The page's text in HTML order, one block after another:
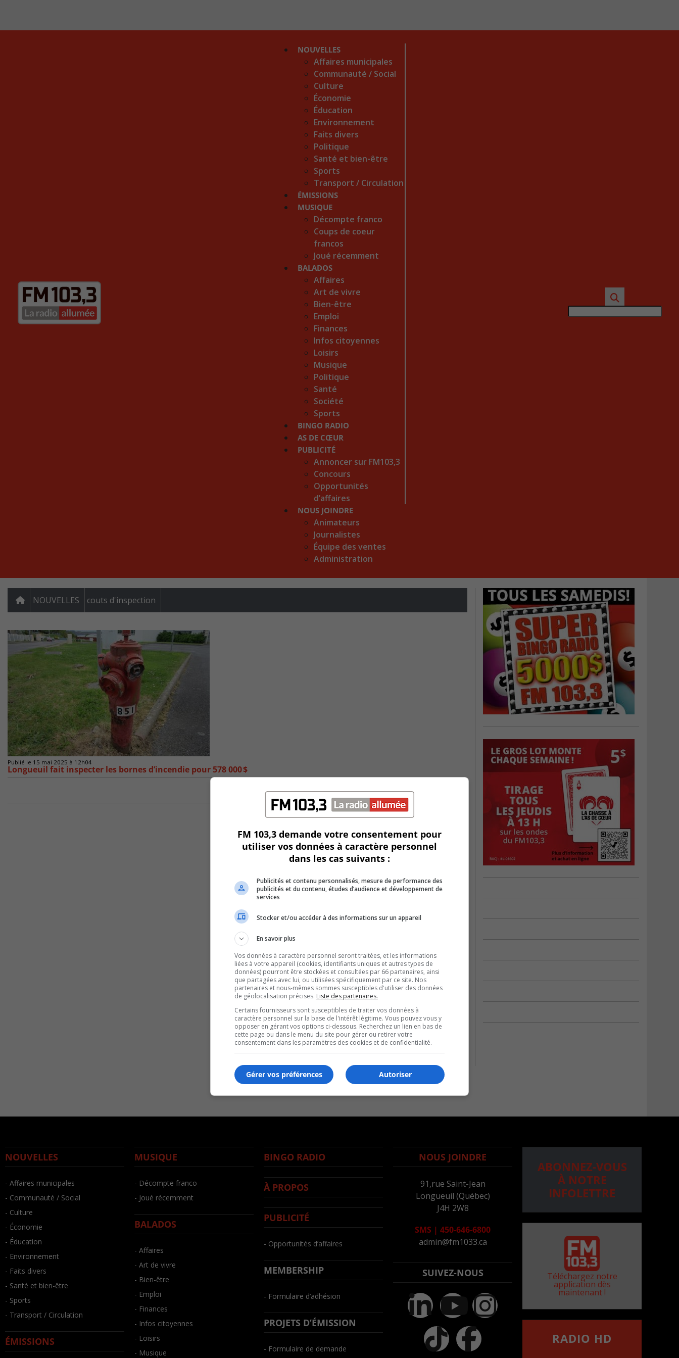
NOUVELLES
Affaires municipales
Communauté / Social
Culture
Économie
Éducation
Environnement
Faits divers
Politique
Santé et bien-être
Sports
Transport / Circulation
ÉMISSIONS
MUSIQUE
Décompte franco
Coups de coeur
francos
Joué récemment
BALADOS
Affaires
Art de vivre
Bien-être
Emploi
Finances
Infos citoyennes
Loisirs
Musique
Politique
Santé
Société
Sports
BINGO RADIO
AS DE CŒUR
PUBLICITÉ
Annoncer sur FM103,3
Concours
Opportunités
d’affaires
NOUS JOINDRE
Animateurs
Journalistes
Équipe des ventes
Administration
NOUVELLES couts d'inspection
Publié le 15 mai 2025 à 12h04
Longueuil fait inspecter les bornes d’incendie pour 578 000 $
NOUVELLES
- Affaires municipales
- Communauté / Social
- Culture
- Économie
- Éducation
- Environnement
- Faits divers
- Santé et bien-être
- Sports
- Transport / Circulation
ÉMISSIONS
MUSIQUE
- Décompte franco
- Joué récemment
BALADOS
- Affaires
- Art de vivre
- Bien-être
- Emploi
- Finances
- Infos citoyennes
- Loisirs
- Musique
BINGO RADIO
À PROPOS
PUBLICITÉ
- Opportunités d’affaires
MEMBERSHIP
- Formulaire d’adhésion
PROJETS D’ÉMISSION
- Formulaire de demande
NOUS JOINDRE
91,rue Saint-Jean
Longueuil (Québec)
J4H 2W8
SMS | 450-646-6800
admin@fm1033.ca
SUIVEZ-NOUS
ABONNEZ-VOUS
À NOTRE
INFOLETTRE
Téléchargez notre
application dès
maintenant !
RADIO HD
FM 103,3 demande votre consentement pour
utiliser vos données à caractère personnel
dans les cas suivants :
Publicités et contenu personnalisés, mesure de performance des
publicités et du contenu, études d’audience et développement de
services
Stocker et/ou accéder à des informations sur un appareil
En savoir plus
Vos données à caractère personnel seront traitées, et les informations
liées à votre appareil (cookies, identifiants uniques et autres types de
données) pourront être stockées et consultées par 66 partenaires, ainsi
que partagées avec lui, ou utilisées spécifiquement par ce site. Nos
partenaires et nous-mêmes sommes susceptibles d'utiliser des données
de géolocalisation précises. Liste des partenaires.
Certains fournisseurs sont susceptibles de traiter vos données à
caractère personnel sur la base de l'intérêt légitime. Vous pouvez vous y
opposer en gérant vos options ci-dessous. Recherchez un lien en bas de
cette page ou dans le menu du site pour gérer ou retirer votre
consentement dans les paramètres des cookies et de confidentialité.
Autoriser
Gérer vos préférences